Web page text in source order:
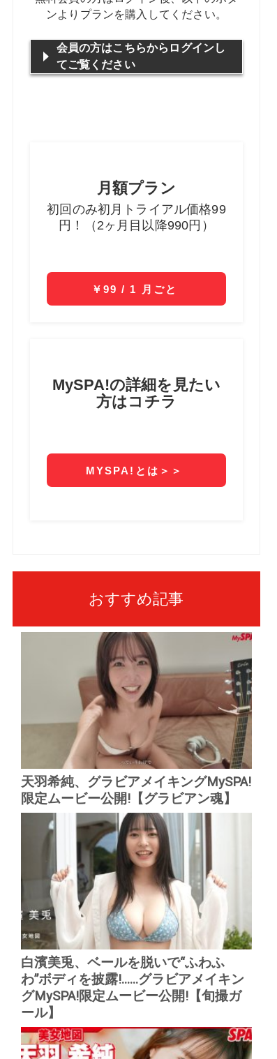
おすすめ記事
天羽希純、グラビアメイキングMySPA!
限定ムービー公開!【グラビアン魂】
白濱美兎、ベールを脱いで“ふわふ
わ”ボディを披露!......グラビアメイキン
グMySPA!限定ムービー公開!【旬撮ガ
ール】